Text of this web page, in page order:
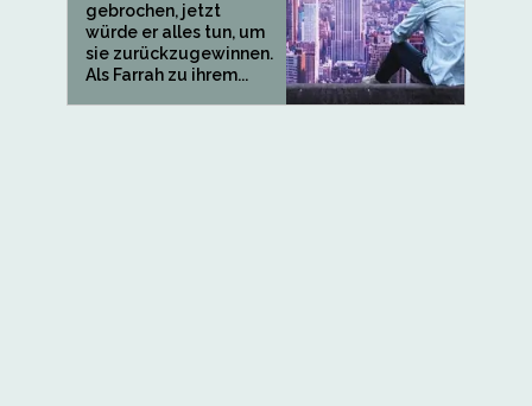
gebrochen, jetzt
würde er alles tun, um
sie zurückzugewinnen.
Als Farrah zu ihrem...